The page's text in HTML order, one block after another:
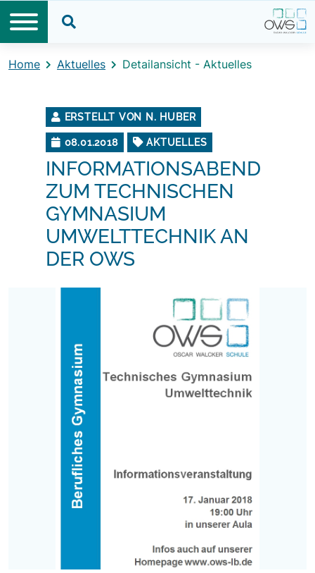
Home Aktuelles Detailansicht - Aktuelles
ERSTELLT VON N. HUBER
08.01.2018 AKTUELLES
INFORMATIONSABEND
ZUM TECHNISCHEN
GYMNASIUM
UMWELTTECHNIK AN
DER OWS